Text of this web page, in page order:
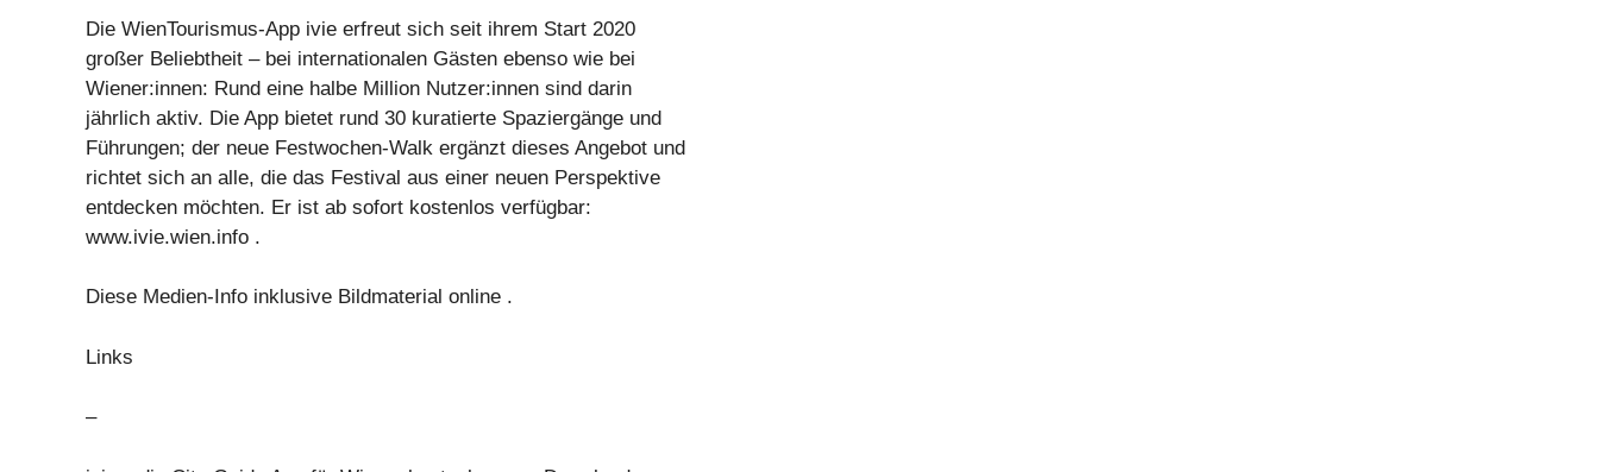
Die WienTourismus-App ivie erfreut sich seit ihrem Start 2020
großer Beliebtheit – bei internationalen Gästen ebenso wie bei
Wiener:innen: Rund eine halbe Million Nutzer:innen sind darin
jährlich aktiv. Die App bietet rund 30 kuratierte Spaziergänge und
Führungen; der neue Festwochen-Walk ergänzt dieses Angebot und
richtet sich an alle, die das Festival aus einer neuen Perspektive
entdecken möchten. Er ist ab sofort kostenlos verfügbar:
www.ivie.wien.info .
Diese Medien-Info inklusive Bildmaterial online .
Links
–